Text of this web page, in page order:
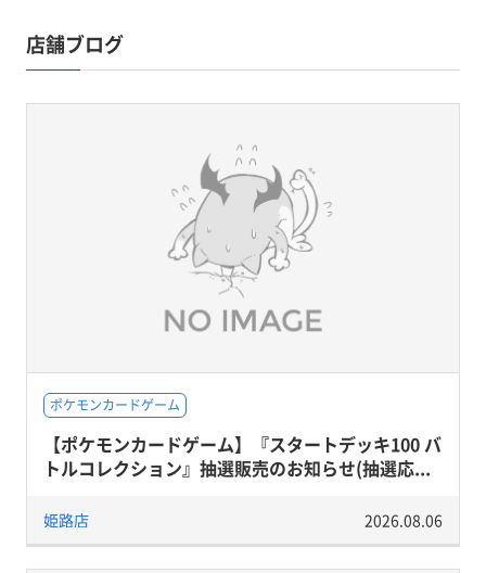
店舗ブログ
ポケモンカードゲーム
【ポケモンカードゲーム】『スタートデッキ100 バ
トルコレクション』抽選販売のお知らせ(抽選応...
姫路店 2026.08.06